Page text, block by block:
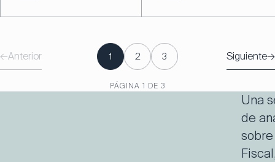
←Anterior 1 2 3 Siguiente→
PÁGINA 1 DE 3
Una
de